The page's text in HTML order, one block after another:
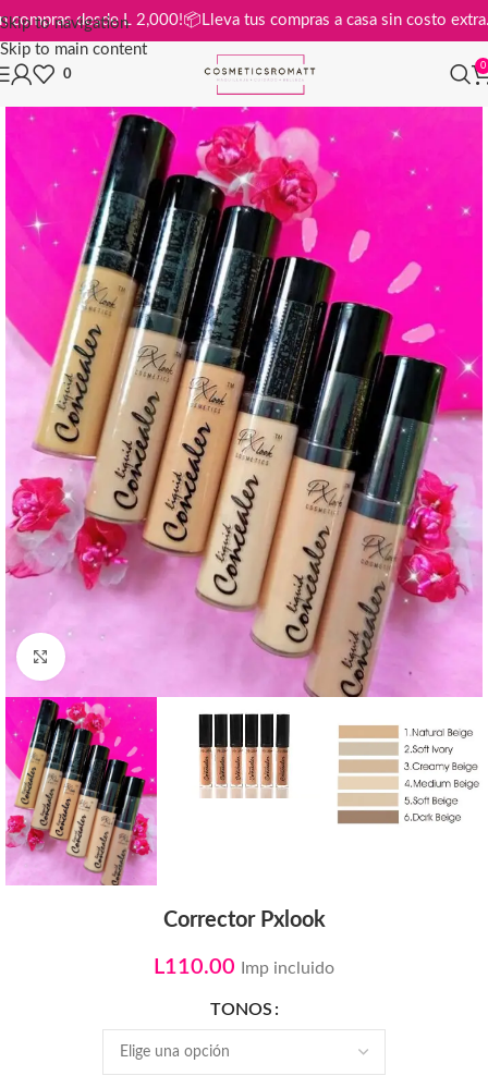
Skip to navigation
Skip to main content
en compras desde L 2,000! 📦Lleva tus compras a casa sin costo
0
0
Click to enlarge
Corrector Pxlook
L110.00 Imp incluido
TONOS